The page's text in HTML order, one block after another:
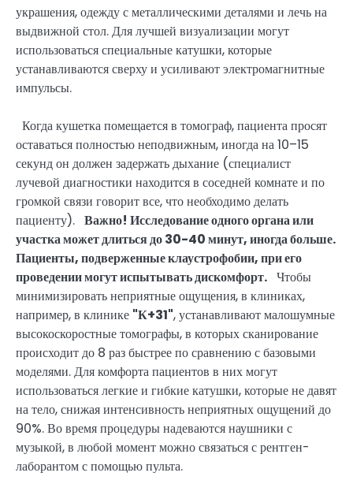
украшения, одежду с металлическими деталями и лечь на
выдвижной стол. Для лучшей визуализации могут
использоваться специальные катушки, которые
устанавливаются сверху и усиливают электромагнитные
импульсы.
Когда кушетка помещается в томограф, пациента просят
оставаться полностью неподвижным, иногда на 10–15
секунд он должен задержать дыхание (специалист
лучевой диагностики находится в соседней комнате и по
громкой связи говорит все, что необходимо делать
пациенту). Важно! Исследование одного органа или
участка может длиться до 30-40 минут, иногда больше.
Пациенты, подверженные клаустрофобии, при его
проведении могут испытывать дискомфорт. Чтобы
минимизировать неприятные ощущения, в клиниках,
например, в клинике "К+31", устанавливают малошумные
высокоскоростные томографы, в которых сканирование
происходит до 8 раз быстрее по сравнению с базовыми
моделями. Для комфорта пациентов в них могут
использоваться легкие и гибкие катушки, которые не давят
на тело, снижая интенсивность неприятных ощущений до
90%. Во время процедуры надеваются наушники с
музыкой, в любой момент можно связаться с рентген-
лаборантом с помощью пульта.